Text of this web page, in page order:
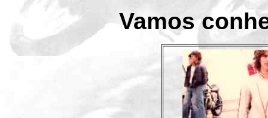
Vamos